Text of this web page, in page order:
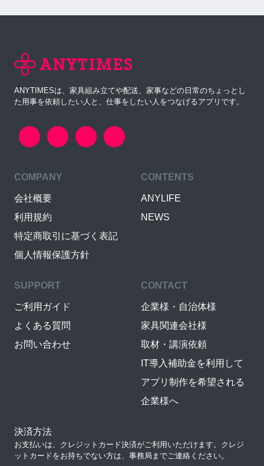
ANYTIMESは、家具組み立てや配送、家事などの日常のちょっとし
た用事を依頼したい人と、仕事をしたい人をつなげるアプリです。
COMPANY
会社概要
利用規約
特定商取引に基づく表記
個人情報保護方針
CONTENTS
ANYLIFE
NEWS
SUPPORT
ご利用ガイド
よくある質問
お問い合わせ
CONTACT
企業様・自治体様
家具関連会社様
取材・講演依頼
IT導入補助金を利用して
アプリ制作を希望される
企業様へ
決済方法
お支払いは、クレジットカード決済がご利用いただけます。クレジ
ットカードをお持ちでない方は、事務局までご連絡ください。